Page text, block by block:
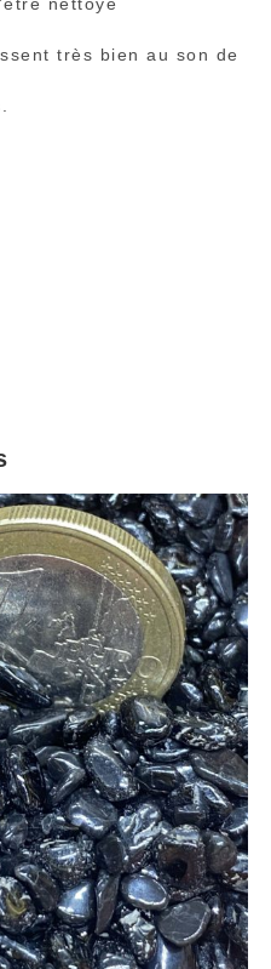
nettoyé
très bien au son de